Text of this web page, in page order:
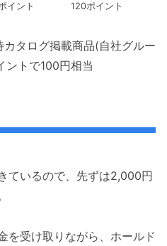
イント 120ポイント
タログ掲載商品(自社グルー
ントで100円相当
ているので、先ずは2,000円
を受け取りながら、ホールド